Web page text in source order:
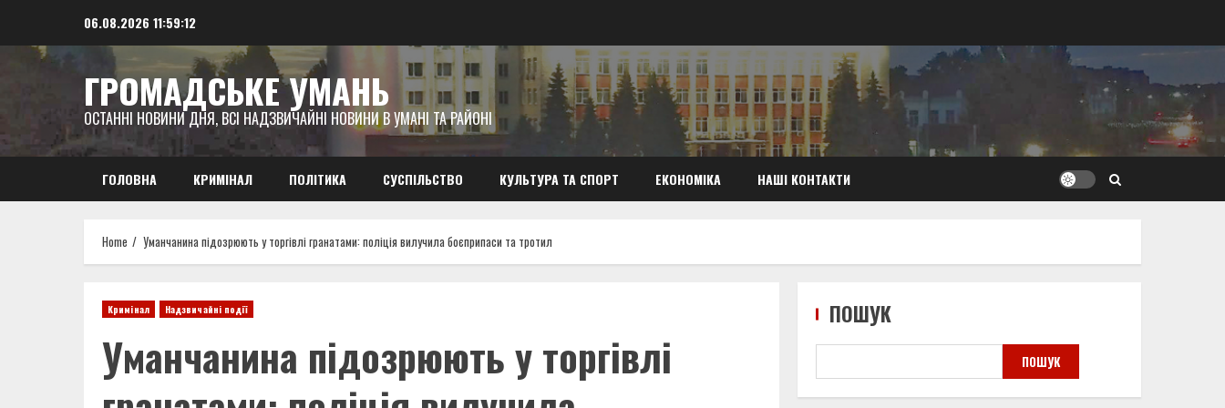
content
06.08.2026 11:59:14
ГРОМАДСЬКЕ УМАНЬ
ОСТАННІ НОВИНИ ДНЯ, ВСІ НАДЗВИЧАЙНІ НОВИНИ В УМАНІ ТА РАЙОНІ
ГОЛОВНА КРИМІНАЛ ПОЛІТИКА СУСПІЛЬСТВО КУЛЬТУРА ТА СПОРТ ЕКОНОМІКА НАШІ КОНТАКТИ
Home Уманчанина підозрюють у торгівлі гранатами: поліція вилучила боєприпаси та тротил
Кримінал Надзвичайні події
Уманчанина підозрюють у торгівлі
ПОШУК
ПОШУК